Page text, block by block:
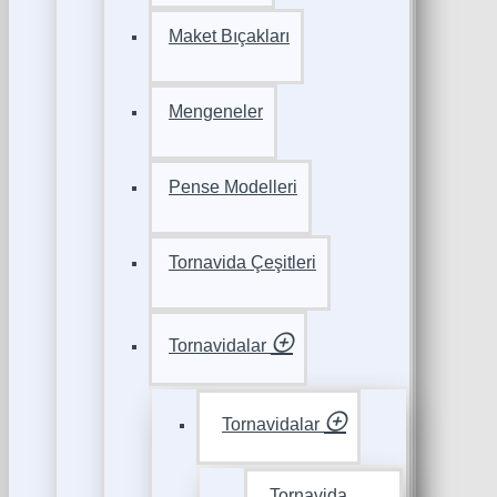
Maket Bıçakları
Mengeneler
Pense Modelleri
Tornavida Çeşitleri
Tornavidalar
Tornavidalar